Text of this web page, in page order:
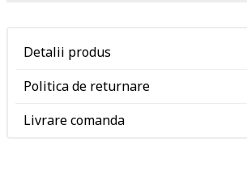
Detalii produs
Politica de returnare
Livrare comanda